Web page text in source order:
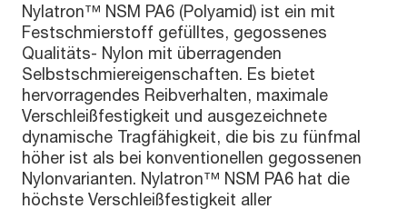
Nylatron™ NSM PA6 (Polyamid) ist ein mit
Festschmierstoff gefülltes, gegossenes
Qualitäts- Nylon mit überragenden
Selbstschmiereigenschaften. Es bietet
hervorragendes Reibverhalten, maximale
Verschleißfestigkeit und ausgezeichnete
dynamische Tragfähigkeit, die bis zu fünfmal
höher ist als bei konventionellen gegossenen
Nylonvarianten. Nylatron™ NSM PA6 hat die
höchste Verschleißfestigkeit aller